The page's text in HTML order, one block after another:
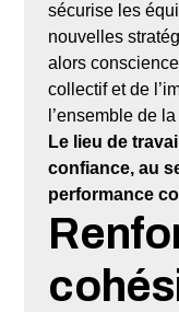
sécurise les
nouvelles
alors
collectif et de
l’ensemble de
Le lieu de
confiance, au
performance